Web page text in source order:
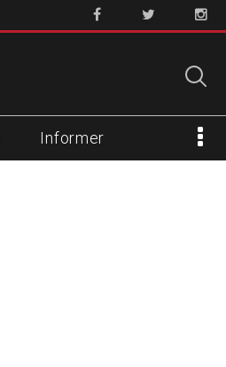
Informer